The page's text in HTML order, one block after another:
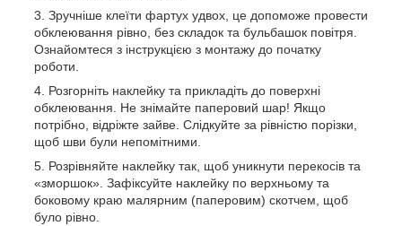
Зручніше клеїти фартух удвох, це допоможе провести
обклеювання рівно, без складок та бульбашок повітря.
Ознайомтеся з інструкцією з монтажу до початку
роботи.
Розгорніть наклейку та прикладіть до поверхні
обклеювання. Не знімайте паперовий шар! Якщо
потрібно, відріжте зайве. Слідкуйте за рівністю порізки,
щоб шви були непомітними.
Розрівняйте наклейку так, щоб уникнути перекосів та
«зморшок». Зафіксуйте наклейку по верхньому та
боковому краю малярним (паперовим) скотчем, щоб
було рівно.